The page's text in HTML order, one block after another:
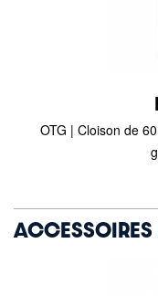
OTG | Cloison de